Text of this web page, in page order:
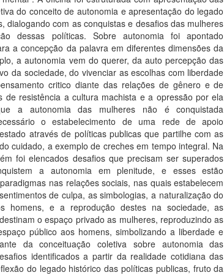
do conceito de autonomia e apresentação do legado
dialogando com as conquistas e desafios das mulheres
dessas políticas. Sobre autonomia foi apontado
a concepção da palavra em diferentes dimensões da
a autonomia vem do querer, da auto percepção das
da sociedade, do vivenciar as escolhas com liberdade
critico diante das relações de gênero e de
de resistência a cultura machista e a opressão por ela
a autonomia das mulheres não é conquistada
o estabelecimento de uma rede de apoio
através de políticas publicas que partilhe com as
cuidado, a exemplo de creches em tempo integral. Na
foi elencados desafios que precisam ser superados
a autonomia em plenitude, e esses estão
nas relações sociais, nas quais estabelecem
de culpa, as simbologias, a naturalização do
homens, e a reprodução destes na sociedade, as
o espaço privado as mulheres, reproduzindo as
público aos homens, simbolizando a liberdade e
da conceituação coletiva sobre autonomia das
identificados a partir da realidade cotidiana das
do legado histórico das políticas publicas, fruto da